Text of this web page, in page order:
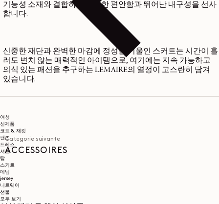
여성
신제품
코트 & 재킷
팬츠
드레스
셔츠
탑
스커트
데님
jersey
니트웨어
선물
모두 보기
기능성 소재와 결합하여 탁월한 편안함과 뛰어난 내구성을 선사
합니다.
신중한 재단과 완벽한 마감에 정성을 기울인 스커트는 시간이 흘
러도 변치 않는 매력적인 아이템으로, 여기에는 지속 가능하고
의식 있는 패션을 추구하는 LEMAIRE의 열정이 고스란히 담겨
있습니다.
Categorie suivante
ACCESSOIRES